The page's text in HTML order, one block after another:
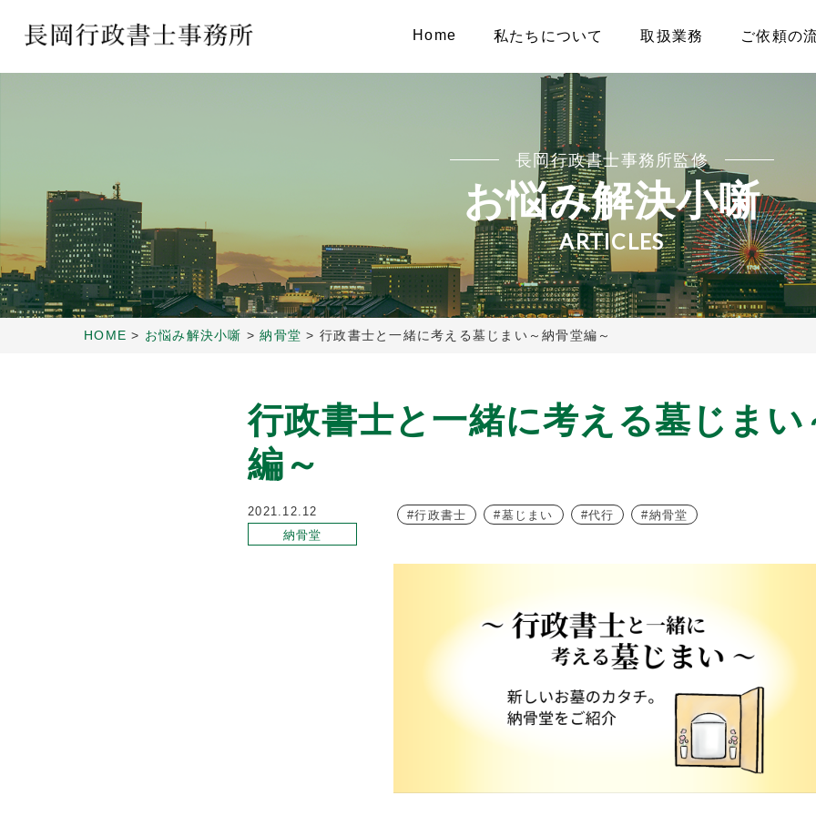
Home 私たちについて 取扱業務 ご依頼の
長岡行政書士事務所監修
お悩み解決小噺
ARTICLES
HOME > お悩み解決小噺 >納骨堂 > 行政書士と一緒に考える墓じまい～納骨堂編～
行政書士と一緒に考える墓じまい
編～
2021.12.12
納骨堂
行政書士 墓じまい 代行 納骨堂